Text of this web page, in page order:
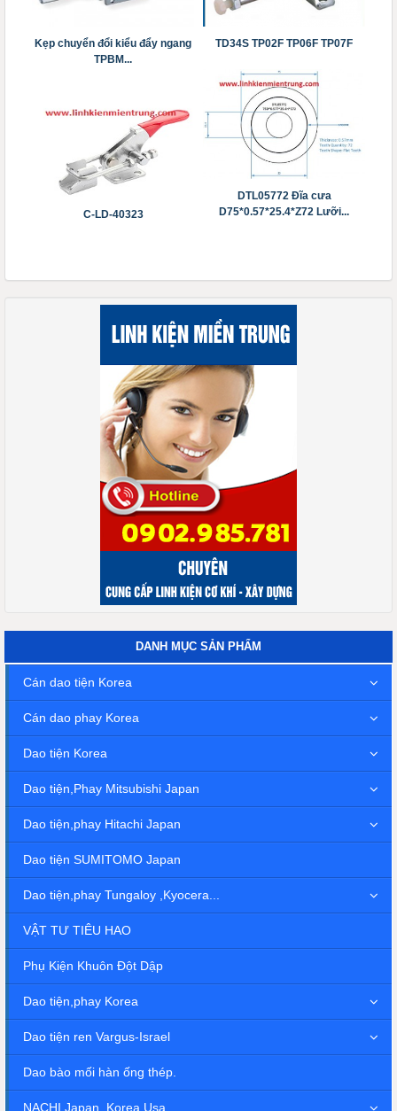
Kẹp chuyển đổi kiểu đẩy ngang
TPBM...
TD34S TP02F TP06F TP07F
C-LD-40323
DTL05772 Đĩa cưa
D75*0.57*25.4*Z72 Lưỡi...
DANH MỤC SẢN PHẨM
Cán dao tiện Korea
Cán dao phay Korea
Dao tiện Korea
Dao tiện,Phay Mitsubishi Japan
Dao tiện,phay Hitachi Japan
Dao tiện SUMITOMO Japan
Dao tiện,phay Tungaloy ,Kyocera...
VẬT TƯ TIÊU HAO
Phụ Kiện Khuôn Đột Dập
Dao tiện,phay Korea
Dao tiện ren Vargus-Israel
Dao bào mối hàn ống thép.
NACHI Japan, Korea,Usa